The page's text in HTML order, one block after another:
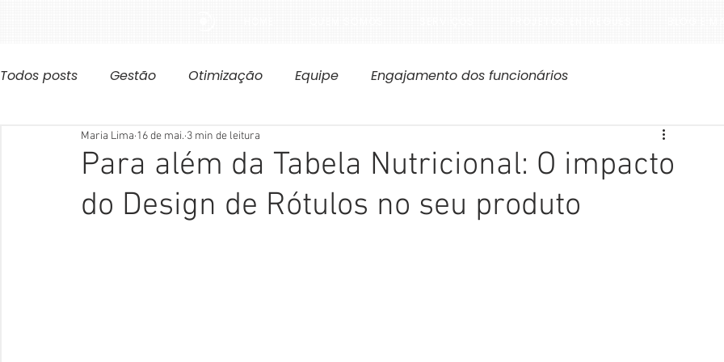
Todos posts Gestão Otimização Equipe Engajamento dos funcionários
Para além da Tabela Nutricional: O impacto
do Design de Rótulos no seu produto
Maria Lima 16 de mai. 3 min de leitura